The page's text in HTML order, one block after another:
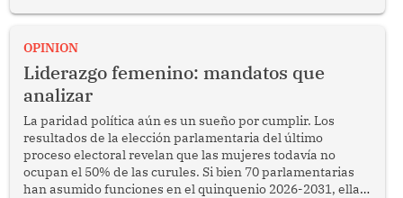
OPINION
Liderazgo femenino: mandatos que
analizar
La paridad política aún es un sueño por cumplir. Los
resultados de la elección parlamentaria del último
proceso electoral revelan que las mujeres todavía no
ocupan el 50% de las curules. Si bien 70 parlamentarias
han asumido funciones en el quinquenio 2026-2031, ellas